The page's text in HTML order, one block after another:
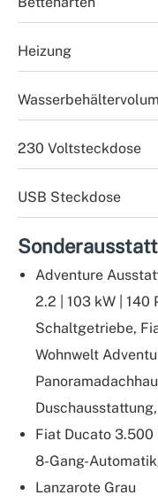
Heizung
230 Voltsteckdose
USB Steckdose
Adventure
2.2 | 103 kW | 140
Schaltgetriebe,
Wohnwelt
Fiat Ducato 3.500
8-Gang-
Lanzarote Grau